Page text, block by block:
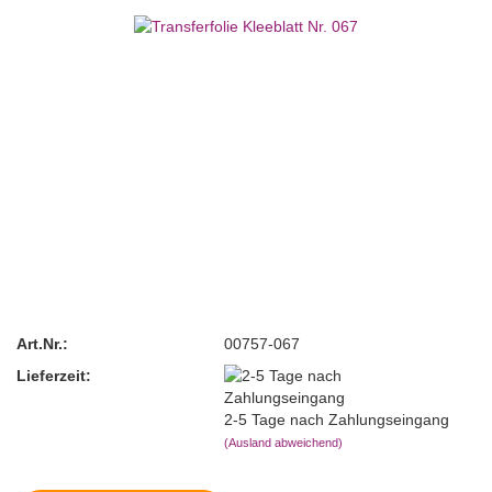
Art.Nr.:
00757-067
Lieferzeit:
2-5 Tage nach Zahlungseingang
(Ausland abweichend)